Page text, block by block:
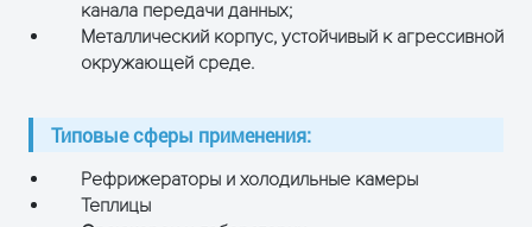
канала передачи данных;
Металлический корпус, устойчивый к агрессивной
окружающей среде.
Типовые сферы применения:
Рефрижераторы и холодильные камеры
Теплицы